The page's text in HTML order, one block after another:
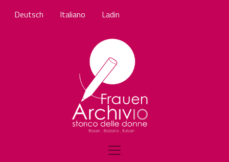
Deutsch Italiano Ladin